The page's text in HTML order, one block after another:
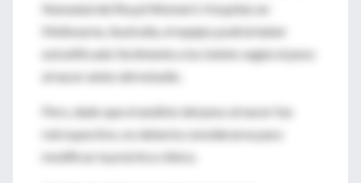
Neonatal del Royal Women's Hospital, en
Melbourne, Australia, el equipo podría haber
estratificado fácilmente a los bebés según el peso
al nacer antes del estudio.
Pero, dado que el análisis del peso al nacer fue
retrospectivo, no debería considerarse para
modificar la práctica clínica.